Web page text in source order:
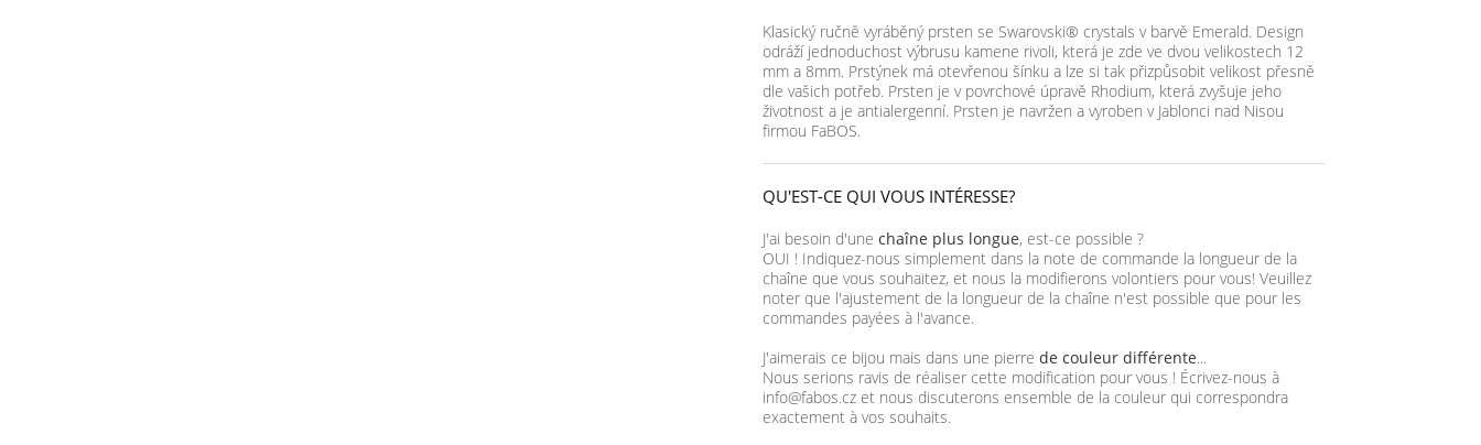
Klasický ručně vyráběný prsten se Swarovski® crystals v barvě Emerald. Design
odráží jednoduchost výbrusu kamene rivoli, která je zde ve dvou velikostech 12
mm a 8mm. Prstýnek má otevřenou šínku a lze si tak přizpůsobit velikost přesně
dle vašich potřeb. Prsten je v povrchové úpravě Rhodium, která zvyšuje jeho
životnost a je antialergenní. Prsten je navržen a vyroben v Jablonci nad Nisou
firmou FaBOS.
QU'EST-CE QUI VOUS INTÉRESSE?
J'ai besoin d'une chaîne plus longue, est-ce possible ?
OUI ! Indiquez-nous simplement dans la note de commande la longueur de la
chaîne que vous souhaitez, et nous la modifierons volontiers pour vous! Veuillez
noter que l'ajustement de la longueur de la chaîne n'est possible que pour les
commandes payées à l'avance.
J'aimerais ce bijou mais dans une pierre de couleur différente...
Nous serions ravis de réaliser cette modification pour vous ! Écrivez-nous à
info@fabos.cz et nous discuterons ensemble de la couleur qui correspondra
exactement à vos souhaits.